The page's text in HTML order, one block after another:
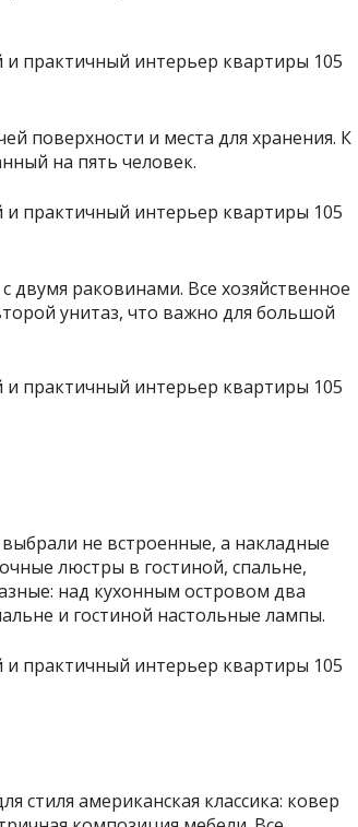
поверхности и места для хранения. К
на пять человек.
раковинами. Все хозяйственное
унитаз, что важно для большой
не встроенные, а накладные
люстры в гостиной, спальне,
над кухонным островом два
и гостиной настольные лампы.
стиля американская классика: ковер